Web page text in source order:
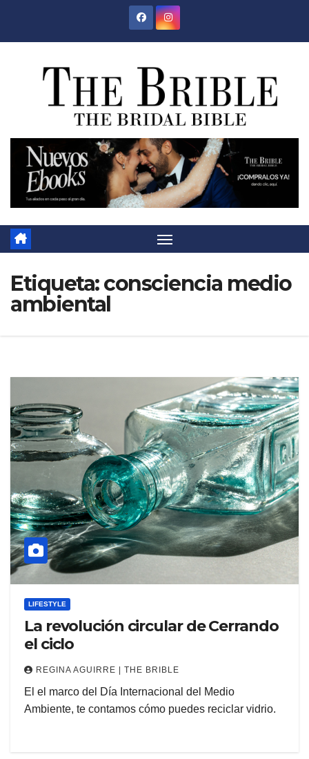
Etiqueta:consciencia medio
ambiental
LIFESTYLE
La revolución circular de Cerrando
el ciclo
REGINA AGUIRRE | THE BRIBLE
El el marco del Día Internacional del Medio
Ambiente, te contamos cómo puedes reciclar vidrio.